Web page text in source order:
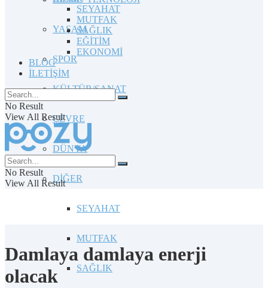
YAŞAM
SPOR
KÜLTÜR/SANAT
ÇEVRE
DÜNYA
DİĞER
SEYAHAT
MUTFAK
SAĞLIK
SEYAHAT
MUTFAK
SAĞLIK
EĞİTİM
EKONOMİ
BLOG
İLETİŞİM
No Result
View All Result
No Result
View All Result
Damlaya damlaya enerji
olacak